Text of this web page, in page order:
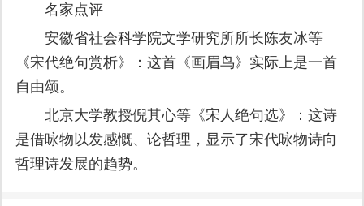
名家点评
安徽省社会科学院文学研究所所长陈友冰等
《宋代绝句赏析》：这首《画眉鸟》实际上是一首
自由颂。
北京大学教授倪其心等《宋人绝句选》：这诗
是借咏物以发感慨、论哲理，显示了宋代咏物诗向
哲理诗发展的趋势。